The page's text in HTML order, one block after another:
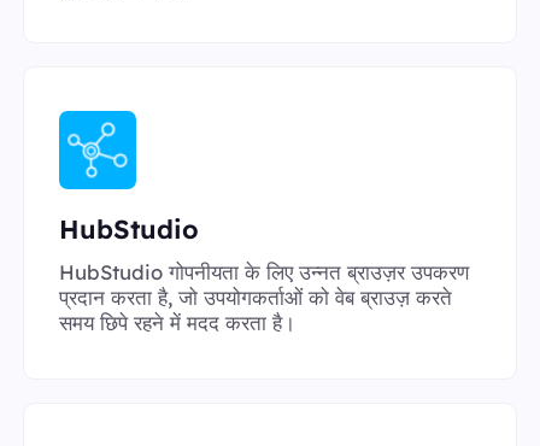
HubStudio
HubStudio गोपनीयता के लिए उन्नत ब्राउज़र उपकरण
प्रदान करता है, जो उपयोगकर्ताओं को वेब ब्राउज़ करते
समय छिपे रहने में मदद करता है।